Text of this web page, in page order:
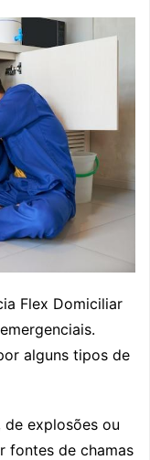
Flex Domiciliar
alguns tipos de
de explosões ou
fontes de chamas